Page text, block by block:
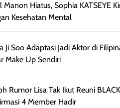
Manon Hiatus, Sophia KATSEYE
Kesehatan Mental
Ji Soo Adaptasi Jadi Aktor di
Make Up Sendiri
Rumor Lisa Tak Ikut Reuni
4 Member Hadir